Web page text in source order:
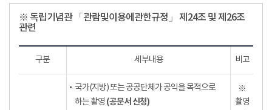
※ 독립기념관 「관람및이용에관한규정」 제24조 및 제26조
관련
구분 세부내용 비고
국가(지방) 또는 공공단체가 공익을 목적으로
하는 촬영 (공문서 신청)
※
촬영